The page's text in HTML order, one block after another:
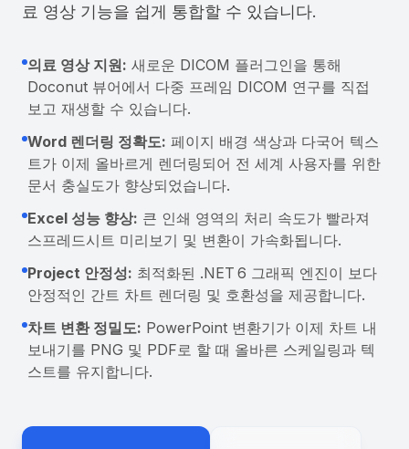
료 영상 기능을 쉽게 통합할 수 있습니다.
의료 영상 지원: 새로운 DICOM 플러그인을 통해
Doconut 뷰어에서 다중 프레임 DICOM 연구를 직접
보고 재생할 수 있습니다.
Word 렌더링 정확도: 페이지 배경 색상과 다국어 텍스
트가 이제 올바르게 렌더링되어 전 세계 사용자를 위한
문서 충실도가 향상되었습니다.
Excel 성능 향상: 큰 인쇄 영역의 처리 속도가 빨라져
스프레드시트 미리보기 및 변환이 가속화됩니다.
Project 안정성: 최적화된 .NET 6 그래픽 엔진이 보다
안정적인 간트 차트 렌더링 및 호환성을 제공합니다.
차트 변환 정밀도: PowerPoint 변환기가 이제 차트 내
보내기를 PNG 및 PDF로 할 때 올바른 스케일링과 텍
스트를 유지합니다.